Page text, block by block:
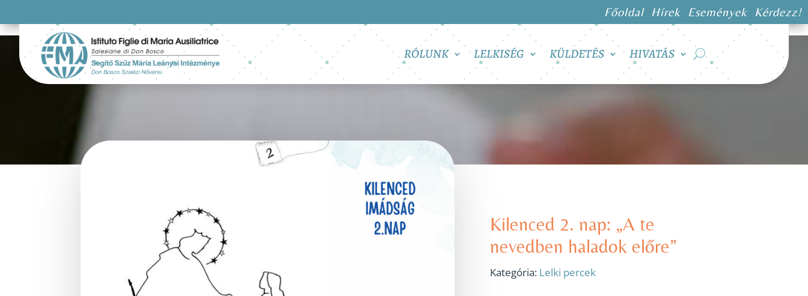
Főoldal Hírek Események Kérdezz!
RÓLUNK LELKISÉG KÜLDETÉS HIVATÁS
Kilenced 2. nap: „A te
nevedben haladok előre”
Kategória: Lelki percek